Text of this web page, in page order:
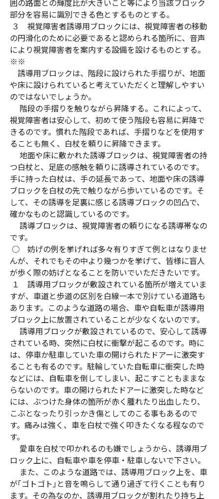
囲の路面との輝度比が大きいこと等により当該ブロック
部分を容易に識別できる色とするものとする。
３ 視覚障害者誘導用ブロックには、視覚障害者の移動
の円滑化のために必要であると認められる箇所に、音声
により視覚障害者を案内する設備を設けるものとする。
※※
誘導用ブロックは、階段に設けられた手摺りが、地面
や床に設けられていると考えていただくと理解しやすい
のではないでしょうか。
階段の手摺りを触りながら昇降する。これによって、
視覚障害者は安心して、初めて使う階段も容易に昇降で
きるのです。慣れた階段であれば、手摺りなどを使用す
ることも無く、白杖を頼りに昇降できます。
地面や床に敷かれた誘導ブロックは、視覚障害者の持
つ白杖と、足底の感触を頼りに誘導されているのです。
手に持った白杖は、手の延長であって、地面や床の誘導
ブロックを白杖の先で触りながら歩いているのです。そ
して、その誘導を足裏に感じる誘導ブロックの凹凸で、
確かなものと認識しているのです。
誘導ブロックは、視覚障害者の頼りになる誘導帯なの
です。
○ 妨げの例を挙げれば多々有りすぎて例とはなりませ
んが、それでもその中より幾つかを挙げて、皆様に盲人
が歩く際の妨げとなることを防いでいただきたいです。
１ 誘導用ブロックが敷設されている箇所が増えていま
すが、車道と歩道の区別を白線一本で別けている道路も
あります。このような道路の場合、車や自転車が誘導用
ブロック上に放置されていることが少なくないのです。
誘導用ブロックが敷設されているので、安心して誘導
されている時、突然に白杖に衝撃が起こるのです。時に
は、停車か駐車していた車の開けられたドアーに激突す
ることも有るのです。駐輪していた自転車に衝突した時
などには、自転車を倒してしまい、起こすこともままな
らないのです。車の開けられたドアーに激突した時など
には、ぶつけた身体の箇所が赤く腫れたり出血したり、
こぶとなったり引っかき傷としてのこる事もあるので
す。痛みは強く、車を白杖で強く叩きたくなる程なので
す。
愛車を白杖で叩かれるのも嫌でしょうから、誘導用ブ
ロック上に、自転車や車を停車・駐車しないで下さい。
また、このような道路では、誘導用ブロック上を、車
が｢ゴトゴト｣と音を鳴らして通り過ぎて行くことも有り
ます。その為なのか、誘導用ブロックが割れたり持ち上